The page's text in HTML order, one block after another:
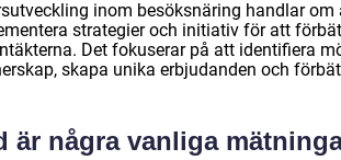
inom besöksnäring handlar om
strategier och initiativ för att
Det fokuserar på att identifiera
skapa unika erbjudanden och
är några vanliga